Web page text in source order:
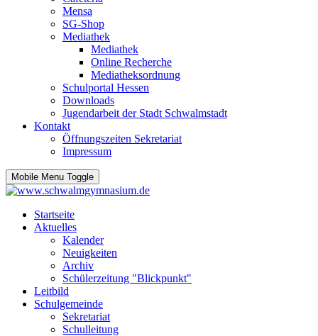
Mensa
SG-Shop
Mediathek
Mediathek
Online Recherche
Mediatheksordnung
Schulportal Hessen
Downloads
Jugendarbeit der Stadt Schwalmstadt
Kontakt
Öffnungszeiten Sekretariat
Impressum
Mobile Menu Toggle
Startseite
Aktuelles
Kalender
Neuigkeiten
Archiv
Schülerzeitung "Blickpunkt"
Leitbild
Schulgemeinde
Sekretariat
Schulleitung